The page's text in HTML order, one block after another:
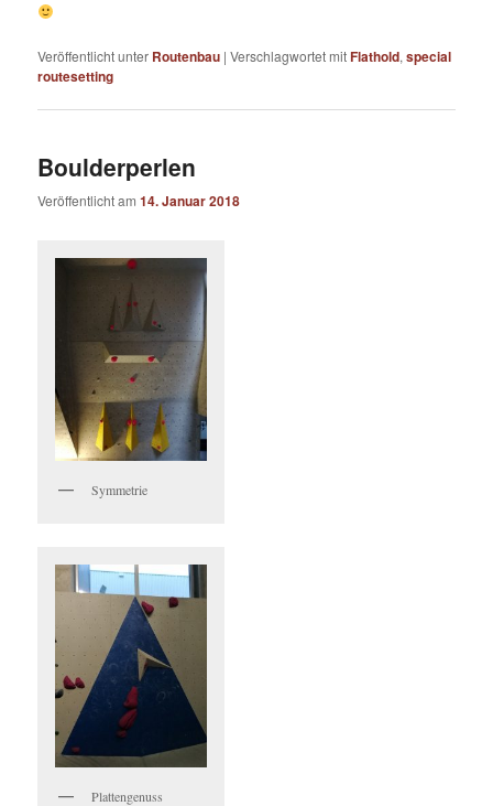
Veröffentlicht unter Routenbau |Verschlagwortet mitFlathold,special
routesetting
Boulderperlen
Veröffentlicht am14. Januar 2018
Symmetrie
Plattengenuss